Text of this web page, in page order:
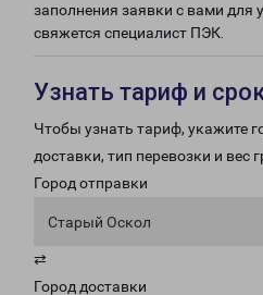
заполнения заявки с вами для
свяжется специалист ПЭК.
Узнать тариф и
Чтобы узнать тариф, укажите
доставки, тип перевозки и вес
Город отправки
Старый Оскол
⇄
Город доставки